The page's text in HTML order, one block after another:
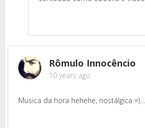
Rômulo Innocêncio
10 years ago
Musica da hora hehehe, nostálgica